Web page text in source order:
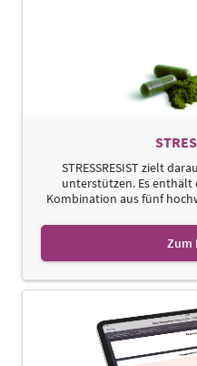
STRESSRESIST zielt
unterstützen. Es
Kombination aus fünf
Zum